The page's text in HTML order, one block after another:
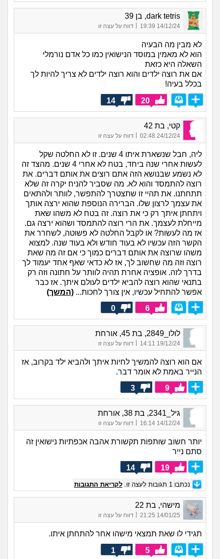
dark tetris, בן 39
14/12/24 19:39 דווח על עצה זו
לא מבין מה הבעיה
הוא לא מאמין במוסד הנישואין כמו כל אדם נורמלי
השאלה היא כזאת
אם את רוצה ילדים והוא רוצה ילדים לא צריך להיות לך
בכלל בעיה!
20
14
קטי, בת 42
24/12/24 02:48
| דווח על עצה זו
ליה, חבל שנשארת איתו 4 שנים. זו לא החלטה שקל
לעשות אחרי שנה ביחד, בטח לא אחרי 4 שנים. מהצד זה
לא נשמע שבנושא הזה אתם רוצים את אותם דברים. את
רוצה להתמסד והוא לא. מה שסביר להניח יקרה זה שלא
תתחתנו. את תהיי זו שתצטרך להתפשר, לוותר ולהתאים
את עצמך לרצון שלו. הברירה הנוספת שהוא ירצה אותך
ויתחתן איתך רק כי את רוצה. זה בטח לא משהו שאת
מייחלת לעצמך. את הרי רוצה להתמסד ושהוא ירצה גם.
אז מה לעשות? או לקבל החלטה לא פשוטה, לשחרר את
הקשר הזה עכשיו לא בעוד חודש ולא בעוד שנה. למצוא
משהו שרוצה את אותם דברים כמוך כי אם זה מה שאת
רוצה וזה מה שחשוב לך, אז לא כדאי שאף אחד יעמוד לך
בדרך לזה. אופציה אחרת תהיה לוותר על חתונה וזה רק
בתנאי שהוא רוצה להביא ילדים לעולם איתך. אז כבר
אפשר להתחיל עכשיו, אין צורך לחכות... (המשך)
6
0
לולו_2849, בת 45, אורחת
19/12/24 14:11
| דווח על עצה זו
אם הוא רוצה להמשיך לחיות איתך ולהביא ילד בקרוב, אז
הנייר באמת לא אומר דבר.
9
3
גיל_2341, בת 38, אורחת
14/12/24 16:14 דווח על עצה זו
יותר חשוב שותפות תקשורת אהבה אכפתיות נישואין זה
סתם נייר
19
14
נכתבו 1 תגובות לעצה זו. לקריאת התגובות
מישהי, בת 22
14/01/25 21:25 דווח על עצה זו
תגידי לו שאת תמצאי מישהו אחר להתחתן איתו.
5
1